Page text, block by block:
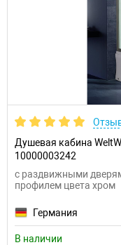
Душевая кабина
10000003242
с раздвижными
профилем цвета хром
Германия
В наличии